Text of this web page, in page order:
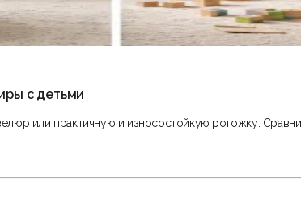
с детьми
или практичную и износостойкую рогожку.